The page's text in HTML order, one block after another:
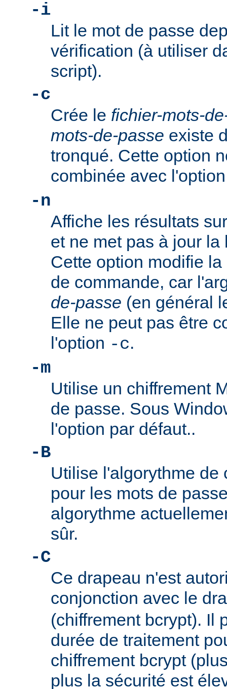
-i
Lit le mot de passe
vérification (à utiliser
script).
-c
Crée le fichier-mots-
mots-de-passe existe
tronqué. Cette option
combinée avec
-n
Affiche les résultats
et ne met pas à jour
Cette option modifie
de commande, car
de-passe (en général
Elle ne peut pas être
l'option -c.
-m
Utilise un chiffrement
de passe. Sous
l'option par défaut..
-B
Utilise l'algorythme de
pour les mots de
algorythme
sûr.
-C
Ce drapeau n'est
conjonction avec le
(chiffrement bcrypt). Il
durée de traitement
chiffrement bcrypt
plus la sécurité est